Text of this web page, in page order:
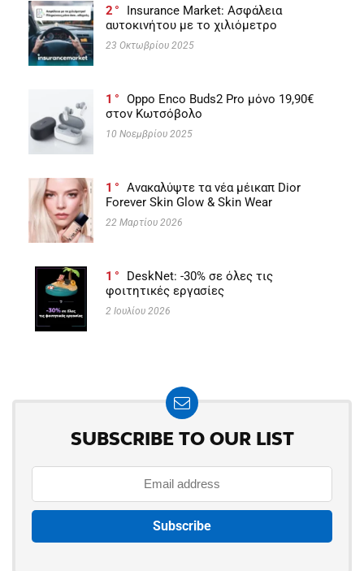
2
Insurance Market: Ασφάλεια
αυτοκινήτου με το χιλιόμετρο
23 Οκτωβρίου 2025
1
Oppo Enco Buds2 Pro μόνο 19,90€
στον Κωτσόβολο
10 Νοεμβρίου 2025
1
Ανακαλύψτε τα νέα μέικαπ Dior
Forever Skin Glow & Skin Wear
22 Μαρτίου 2026
1
DeskNet: -30% σε όλες τις
φοιτητικές εργασίες
2 Ιουλίου 2026
SUBSCRIBE TO OUR LIST